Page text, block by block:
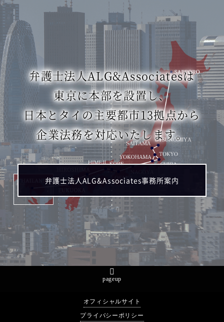
弁護士法人ALG&Associatesは
東京に本部を設置し、
日本とタイの主要都市13拠点から
企業法務を対応いたします。
弁護士法人ALG&Associates事務所案内
pageup
オフィシャルサイト
プライバシーポリシー